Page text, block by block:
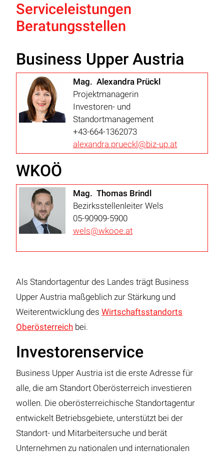
Serviceleistungen
Beratungsstellen
Business Upper Austria
Mag. Alexandra Prückl
Projektmanagerin
Investoren- und
Standortmanagement
+43-664-1362073
alexandra.prueckl@biz-up.at
WKOÖ
Mag. Thomas Brindl
Bezirksstellenleiter Wels
05-90909-5900
wels@wkooe.at
Als Standortagentur des Landes trägt Business
Upper Austria maßgeblich zur Stärkung und
Weiterentwicklung des Wirtschaftsstandorts
Oberösterreich bei.
Investorenservice
Business Upper Austria ist die erste Adresse für
alle, die am Standort Oberösterreich investieren
wollen. Die oberösterreichische Standortagentur
entwickelt Betriebsgebiete, unterstützt bei der
Standort- und Mitarbeitersuche und berät
Unternehmen zu nationalen und internationalen